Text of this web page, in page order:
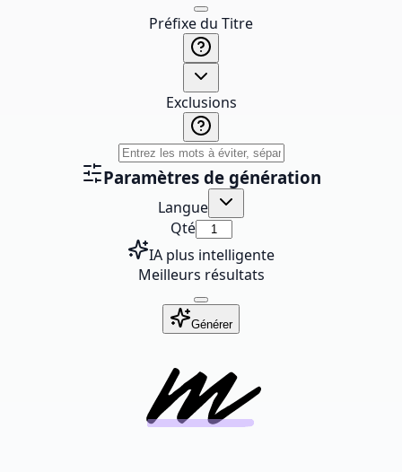
Préfixe du Titre
Exclusions
Paramètres de génération
Langue
Qté
IA plus intelligente
Meilleurs résultats
Générer